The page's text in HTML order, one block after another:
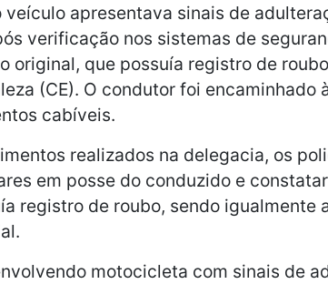
apresentava sinais de
verificação nos sistemas de
original, que possuía registro de
(CE). O condutor foi encaminhado
cabíveis.
realizados na delegacia, os
em posse do conduzido e
registro de roubo, sendo igualmente
motocicleta com sinais de